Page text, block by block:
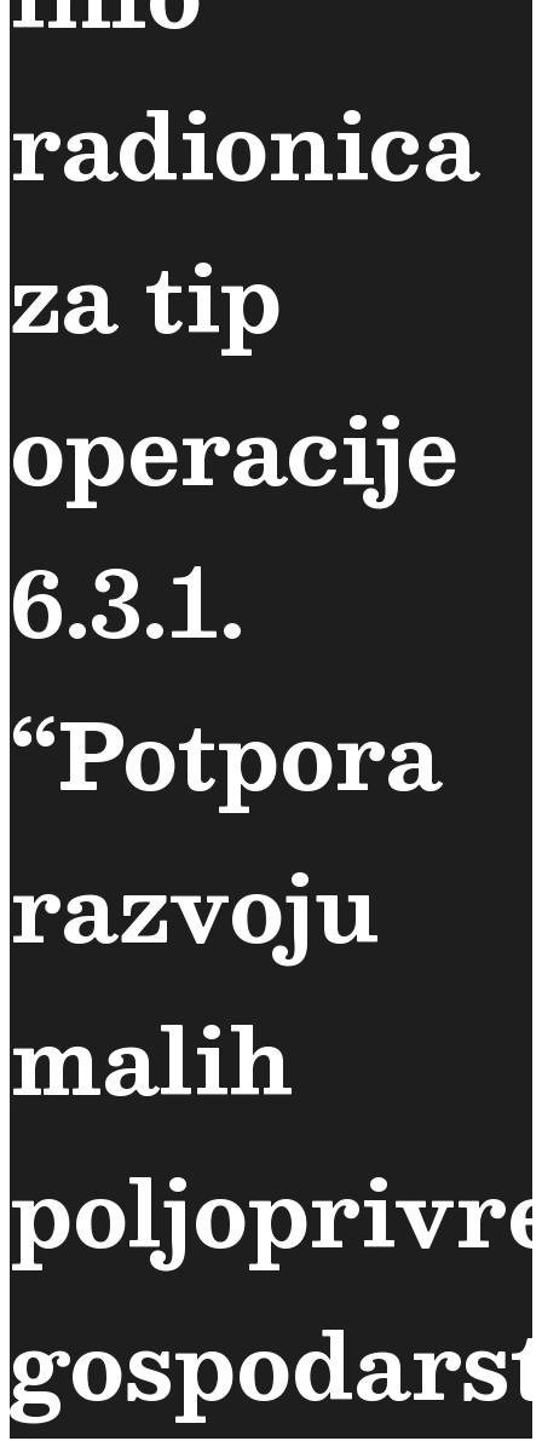
radionica
za tip
operacije
6.3.1.
“Potpora
razvoju
malih